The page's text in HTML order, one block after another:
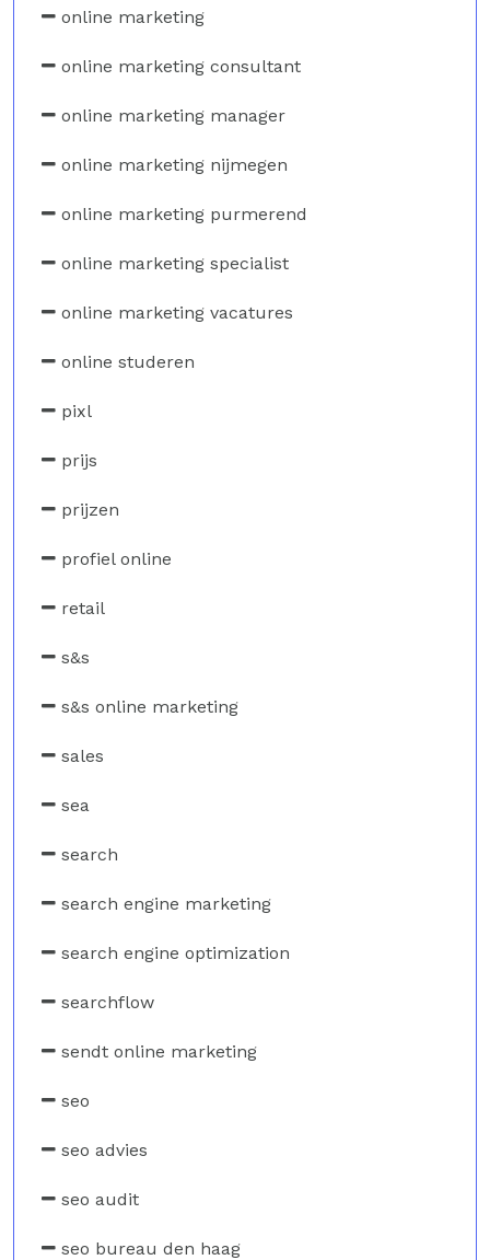
online marketing
online marketing consultant
online marketing manager
online marketing nijmegen
online marketing purmerend
online marketing specialist
online marketing vacatures
online studeren
pixl
prijs
prijzen
profiel online
retail
s&s
s&s online marketing
sales
sea
search
search engine marketing
search engine optimization
searchflow
sendt online marketing
seo
seo advies
seo audit
seo bureau den haag